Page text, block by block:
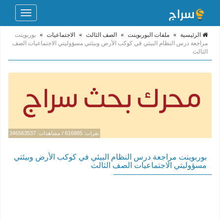
Toggle
الرئيسية » ملفات البوربوينت » الصف الثالث » الاجتماعيات » بوربوينت
مراجعة درس النظام البيئي في كوكب الأرض وبيئتي مسؤوليتي الاجتماعيات الصف
الثالث
نقرات: 616885 / مشاهدات: 346563537
بوربوينت مراجعة درس النظام البيئي في كوكب الأرض وبيئتي
مسؤوليتي الاجتماعيات الصف الثالث